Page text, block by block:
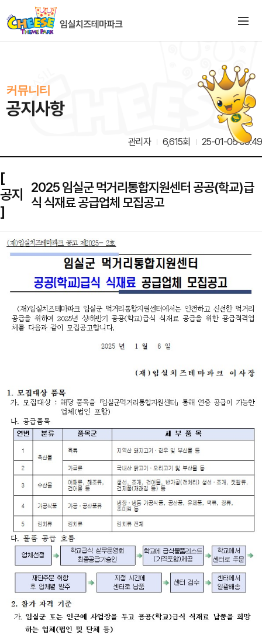
커뮤니티
공지사항
관리자 6,615회 25-01-06 09:49
[
공지
]
2025 임실군 먹거리통합지원센터 공공(학교)급
식 식재료 공급업체 모집공고